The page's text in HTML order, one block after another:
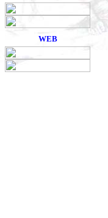
WEB